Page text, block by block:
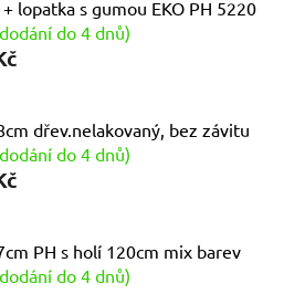
lopatka s gumou EKO PH 5220
do 4 dnů)
dřev.nelakovaný, bez závitu
do 4 dnů)
PH s holí 120cm mix barev
do 4 dnů)